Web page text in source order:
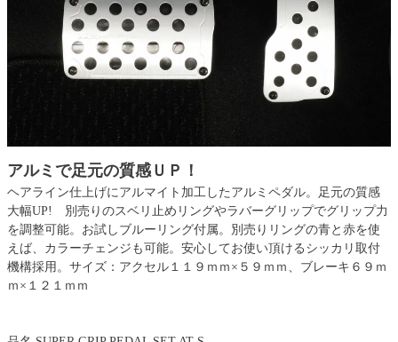
アルミで足元の質感ＵＰ！
ヘアライン仕上げにアルマイト加工したアルミペダル。足元の質感
大幅UP! 別売りのスベリ止めリングやラバーグリップでグリップ力
を調整可能。お試しブルーリング付属。別売りリングの青と赤を使
えば、カラーチェンジも可能。安心してお使い頂けるシッカリ取付
機構採用。サイズ：アクセル１１９ｍｍ×５９ｍｍ、ブレーキ６９ｍ
ｍ×１２１ｍｍ